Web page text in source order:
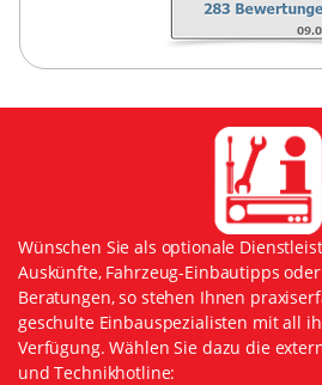
Wünschen Sie als optionale
Auskünfte, Fahrzeug-Einbautipps
Beratungen, so stehen Ihnen
geschulte Einbauspezialisten mit all
Verfügung. Wählen Sie dazu die
und Technikhotline: